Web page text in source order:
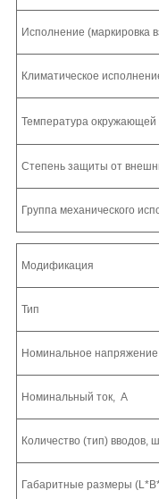
Исполнение (маркировка
Климатическое
Температура окружающей
Степень защиты от
Группа механического
Модификация
Тип
Номинальное напряжение
Номинальный ток, А
Количество (тип) вводов,
Габаритные размеры